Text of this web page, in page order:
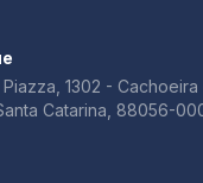
1302 - Cachoeira
Catarina, 88056-